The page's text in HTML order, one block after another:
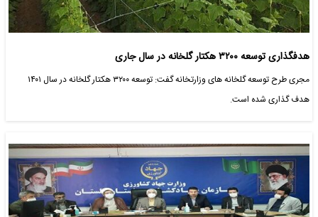
هدفگذاری توسعه ۳۲۰۰ هکتار گلخانه در سال جاری
مجری طرح توسعه گلخانه های وزارتخانه گفت: توسعه ۳۲۰۰ هکتار گلخانه در سال ۱۴۰۱
هدف گذاری شده است.